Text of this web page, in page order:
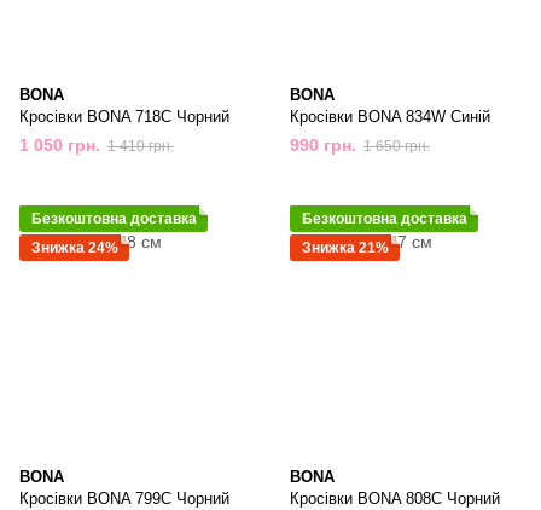
BONA
Кросівки BONA 718C Чорний
1 050 грн. 1 410 грн.
BONA
Кросівки BONA 834W Синій
990 грн. 1 650 грн.
Безкоштовна доставка
Знижка 24%
BONA
Кросівки BONA 799С Чорний
Безкоштовна доставка
Знижка 21%
BONA
Кросівки BONA 808С Чорний